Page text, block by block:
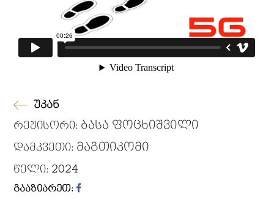
უკან
რეჟისორი: ბასა ფოცხიშვილი
დამკვეთი: მაგთიკომი
წელი: 2024
გააზიარეთ: